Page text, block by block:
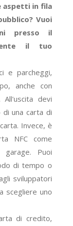
aspetti in fila
Vuoi
presso il
il tuo
e parcheggi,
anche con
All'uscita devi
una carta di
Invece, è
NFC come
Puoi
di tempo o
sviluppatori
scegliere uno
di credito,